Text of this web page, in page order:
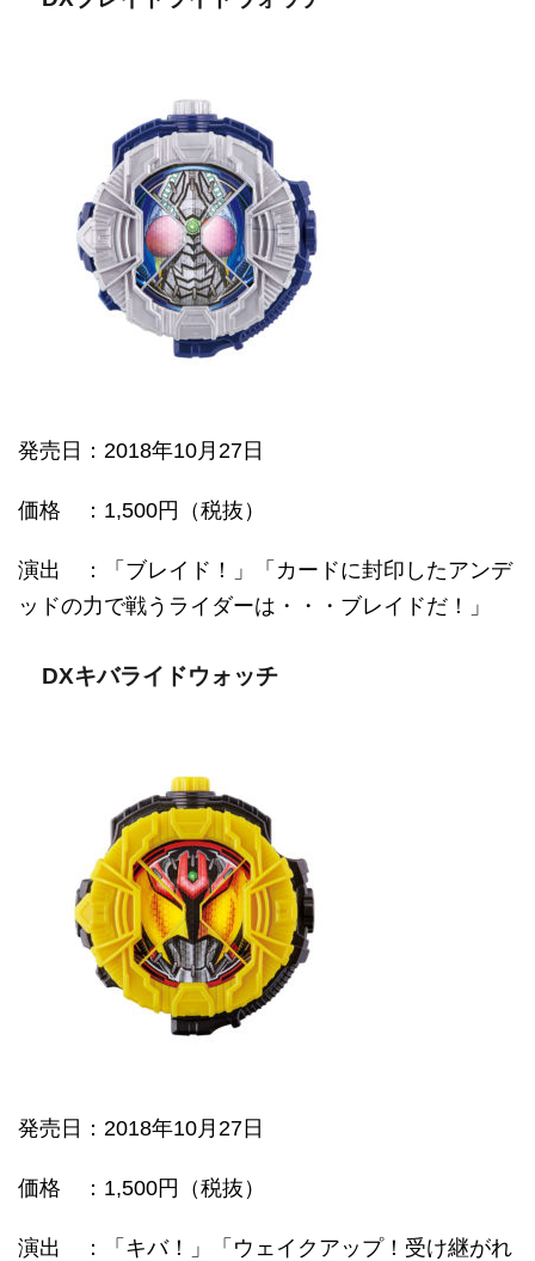
発売日 ：2018年10月27日
価格 ：1,500円（税抜）
演出 ：「ブレイド！」「カードに封印したアンデ
ッドの力で戦うライダーは・・・ブレイドだ！」
DXキバライドウォッチ
発売日 ：2018年10月27日
価格 ：1,500円（税抜）
演出 ：「キバ！」「ウェイクアップ！受け継がれ